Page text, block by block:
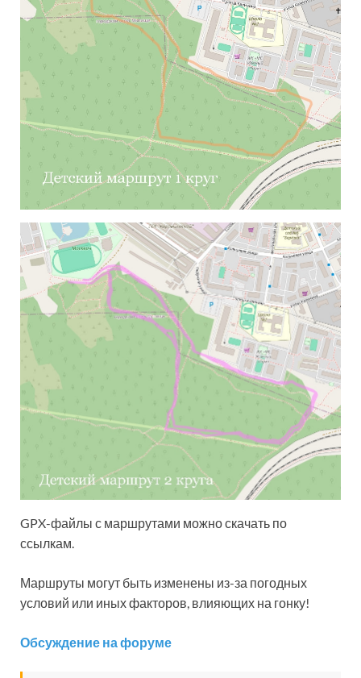
GPX-файлы с маршрутами можно скачать по
ссылкам.
Маршруты могут быть изменены из-за погодных
условий или иных факторов, влияющих на гонку!
Обсуждение на форуме